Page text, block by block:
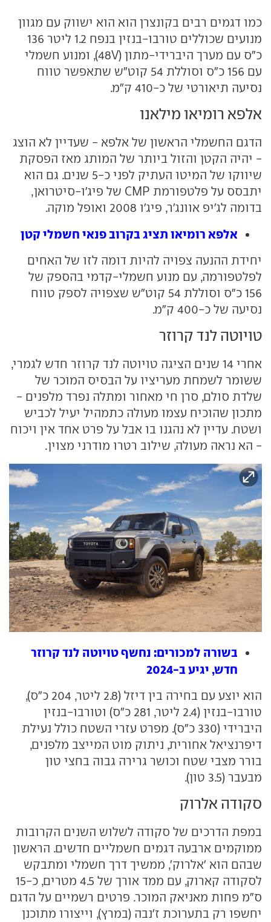
כמו דגמים רבים בקונצרן הוא הוא ישווק עם מגוון
מנועים שכוללים טורבו-בנזין בנפח 1.2 ליטר 136
כ"ס עם מערך היברידי-מתון (48V), ומנוע חשמלי
עם 156 כ"ס וסוללת 54 קוט"ש שתאפשר טווח
נסיעה תיאורטי של כ-410 ק"מ.
אלפא רומיאו מילאנו
הדגם החשמלי הראשון של אלפא - שעדיין לא הוצג
- יהיה הקטן והזול ביותר של המותג מאז הפסקת
שיווקו של המיטו העתיק לפני כ-5 שנים. גם הוא
יתבסס על פלטפורמת CMP של פיג'ו-סיטרואן,
בדומה לג'יפ אוונג'ר, פיג'ו 2008 ואופל מוקה.
אלפא רומיאו תציג בקרוב פנאי חשמלי קטן
יחידת ההנעה צפויה להיות דומה לזו של האחים
לפלטפורמה, עם מנוע חשמלי-קדמי בהספק של
156 כ"ס וסוללת 54 קוט"ש שצפויה לספק טווח
נסיעה של כ-400 ק"מ.
טויוטה לנד קרוזר
אחרי 14 שנים הציגה טויוטה לנד קרוזר חדש לגמרי,
ששומר לשמחת מעריציו על הבסיס המוכר של
שלדת סולם, סרן חי מאחור ומתלה נפרד מלפנים -
מתכון שהוכיח עצמו מעולה כתמהיל יעיל לכביש
ושטח. עדיין לא נהגנו בו אבל על פרט אחד אין ויכוח
- הא נראה מעולה, שילוב רטרו מודרני מצוין.
בשורה למכורים: נחשף טויוטה לנד קרוזר
חדש, יגיע ב-2024
הוא יוצע עם בחירה בין דיזל (2.8 ליטר, 204 כ"ס),
טורבו-בנזין (2.4 ליטר, 281 כ"ס) וטורבו-בנזין
היברידי (330 כ"ס). מפרט עזרי השטח כולל נעילת
דיפרנציאל אחורית, ניתוק מוט המייצב מלפנים,
בורר מצבי שטח וכושר גרירה גבוה בחצי טון
מבעבר (3.5 טון).
סקודה אלרוק
במפת הדרכים של סקודה לשלוש השנים הקרובות
ממוקמים ארבעה דגמים חשמליים חדשים. הראשון
שבהם הוא 'אלרוק', ממשיך דרך חשמלי ומתבקש
לסקודה קארוק, עם ממד אורך של 4.5 מטרים, כ-15
ס"מ פחות מאניאק המוכר. פרטים רשמיים על הדגם
יחשפו רק בתערוכת ז'נבה (במרץ), וייצורו מתוכנן